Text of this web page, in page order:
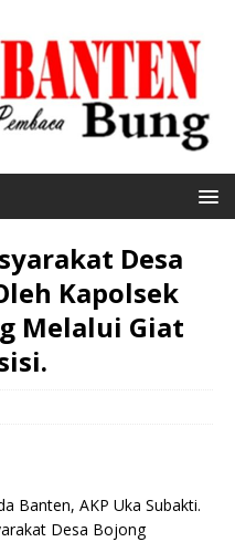
Desa
Kapolsek
Melalui Giat
Banten, AKP Uka Subakti.
Desa Bojong